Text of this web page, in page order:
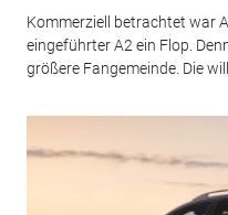
Kommerziell betrachtet war
eingeführter A2 ein Flop.
größere Fangemeinde. Die